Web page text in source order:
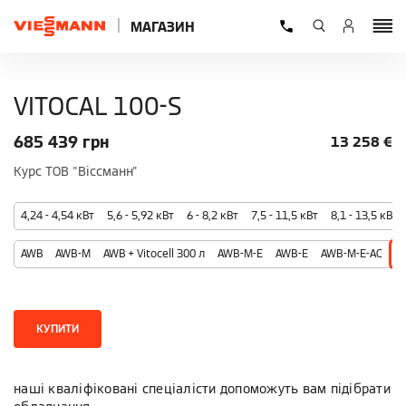
МАГАЗИН
VITOCAL 100-S
685 439 грн 13 258 €
Курс ТОВ "Віссманн"
4,24 - 4,54 кВт 5,6 - 5,92 кВт 6 - 8,2 кВт 7,5 - 11,5 кВт 8,1 - 13,5 кВт
AWB AWB-M AWB + Vitocell 300 л AWB-M-E AWB-E AWB-M-E-AC
КУПИТИ
наші кваліфіковані спеціалісти допоможуть вам підібрати